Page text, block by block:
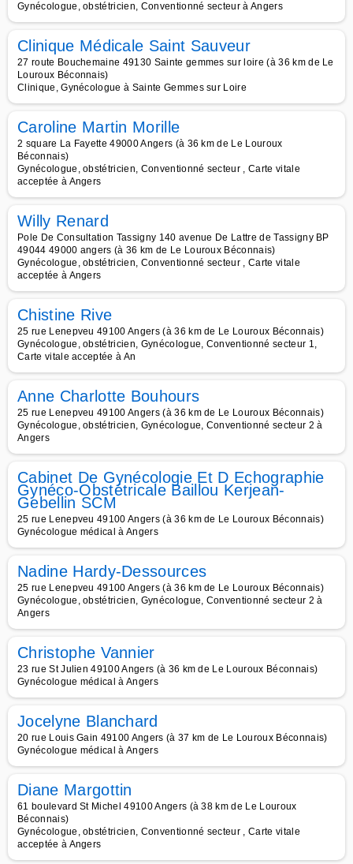
Gynécologue, obstétricien, Conventionné secteur à Angers
Clinique Médicale Saint Sauveur
27 route Bouchemaine 49130 Sainte gemmes sur loire (à 36 km de Le
Louroux Béconnais)
Clinique, Gynécologue à Sainte Gemmes sur Loire
Caroline Martin Morille
2 square La Fayette 49000 Angers (à 36 km de Le Louroux
Béconnais)
Gynécologue, obstétricien, Conventionné secteur , Carte vitale
acceptée à Angers
Willy Renard
Pole De Consultation Tassigny 140 avenue De Lattre de Tassigny BP
49044 49000 angers (à 36 km de Le Louroux Béconnais)
Gynécologue, obstétricien, Conventionné secteur , Carte vitale
acceptée à Angers
Chistine Rive
25 rue Lenepveu 49100 Angers (à 36 km de Le Louroux Béconnais)
Gynécologue, obstétricien, Gynécologue, Conventionné secteur 1,
Carte vitale acceptée à An
Anne Charlotte Bouhours
25 rue Lenepveu 49100 Angers (à 36 km de Le Louroux Béconnais)
Gynécologue, obstétricien, Gynécologue, Conventionné secteur 2 à
Angers
Cabinet De Gynécologie Et D Echographie
Gynéco-Obstétricale Baillou Kerjean-
Gebellin SCM
25 rue Lenepveu 49100 Angers (à 36 km de Le Louroux Béconnais)
Gynécologue médical à Angers
Nadine Hardy-Dessources
25 rue Lenepveu 49100 Angers (à 36 km de Le Louroux Béconnais)
Gynécologue, obstétricien, Gynécologue, Conventionné secteur 2 à
Angers
Christophe Vannier
23 rue St Julien 49100 Angers (à 36 km de Le Louroux Béconnais)
Gynécologue médical à Angers
Jocelyne Blanchard
20 rue Louis Gain 49100 Angers (à 37 km de Le Louroux Béconnais)
Gynécologue médical à Angers
Diane Margottin
61 boulevard St Michel 49100 Angers (à 38 km de Le Louroux
Béconnais)
Gynécologue, obstétricien, Conventionné secteur , Carte vitale
acceptée à Angers